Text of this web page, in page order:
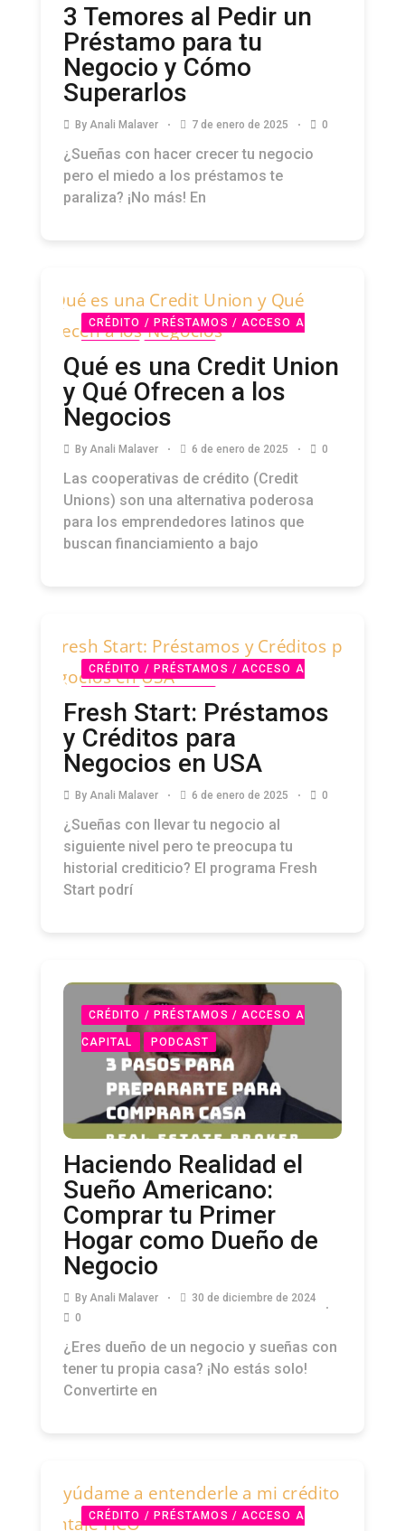
3 Temores al Pedir un
Préstamo para tu
Negocio y Cómo
Superarlos
By Anali Malaver 7 de enero de 2025 0
¿Sueñas con hacer crecer tu negocio
pero el miedo a los préstamos te
paraliza? ¡No más! En
CRÉDITO / PRÉSTAMOS / ACCESO A
Qué es una Credit Union
y Qué Ofrecen a los
Negocios
By Anali Malaver 6 de enero de 2025 0
Las cooperativas de crédito (Credit
Unions) son una alternativa poderosa
para los emprendedores latinos que
buscan financiamiento a bajo
CRÉDITO / PRÉSTAMOS / ACCESO A
Fresh Start: Préstamos
y Créditos para
Negocios en USA
By Anali Malaver 6 de enero de 2025 0
¿Sueñas con llevar tu negocio al
siguiente nivel pero te preocupa tu
historial crediticio? El programa Fresh
Start podrí
CRÉDITO / PRÉSTAMOS / ACCESO A
CAPITAL PODCAST
Haciendo Realidad el
Sueño Americano:
Comprar tu Primer
Hogar como Dueño de
Negocio
By Anali Malaver
30 de diciembre de 2024
0
¿Eres dueño de un negocio y sueñas con
tener tu propia casa? ¡No estás solo!
Convertirte en
CRÉDITO / PRÉSTAMOS / ACCESO A